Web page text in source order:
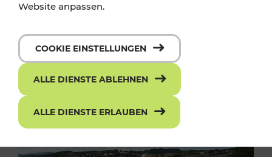
Website anpassen.
COOKIE EINSTELLUNGEN
ALLE DIENSTE ABLEHNEN
ALLE DIENSTE ERLAUBEN